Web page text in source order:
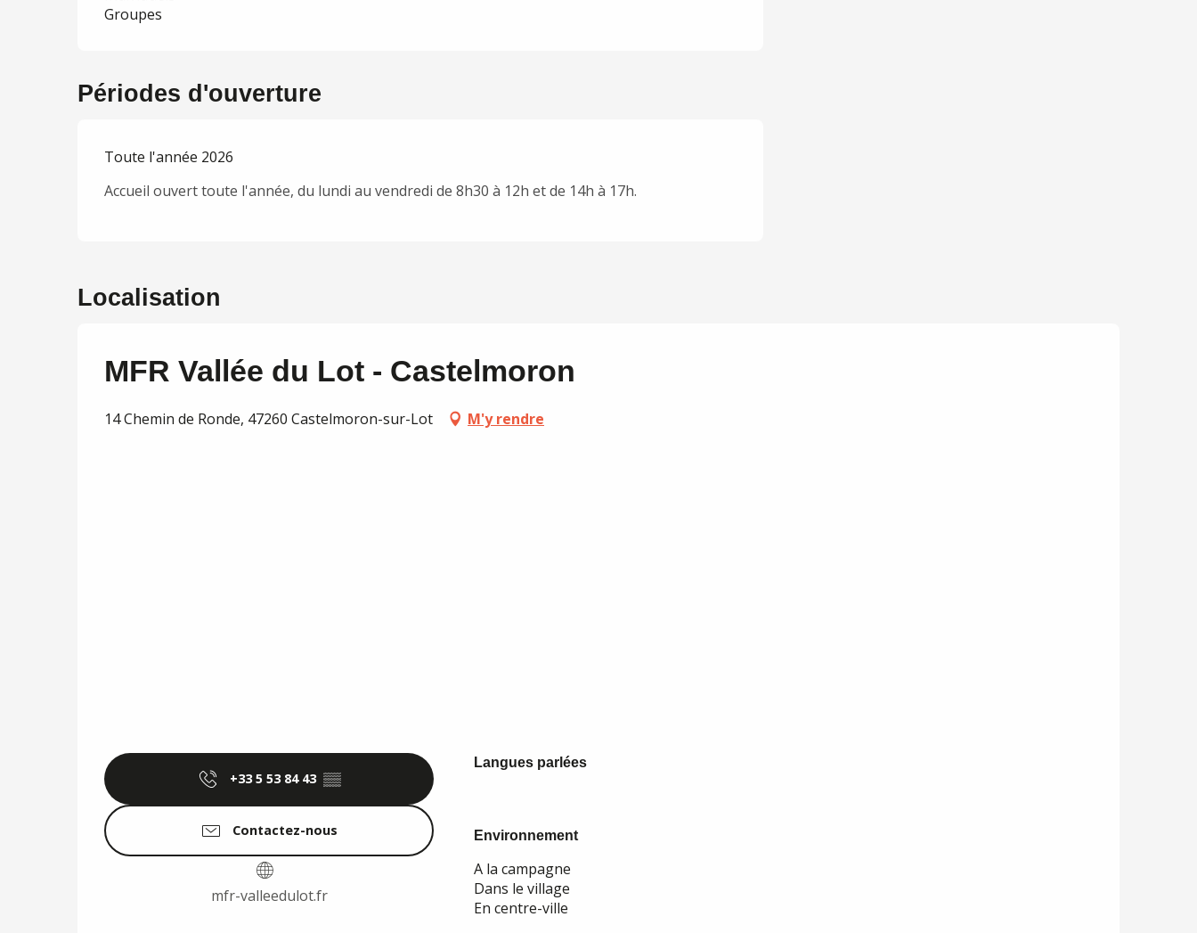
Groupes
Périodes d'ouverture
Toute l'année 2026
Accueil ouvert toute l'année, du lundi au vendredi de 8h30 à 12h et de 14h à 17h.
Localisation
MFR Vallée du Lot - Castelmoron
14 Chemin de Ronde, 47260 Castelmoron-sur-Lot M'y rendre
+33 5 53 84 43 ▒▒
Contactez-nous
mfr-valleedulot.fr
Langues parlées
Langues parlées
Environnement
Environnement
A la campagne
Dans le village
En centre-ville